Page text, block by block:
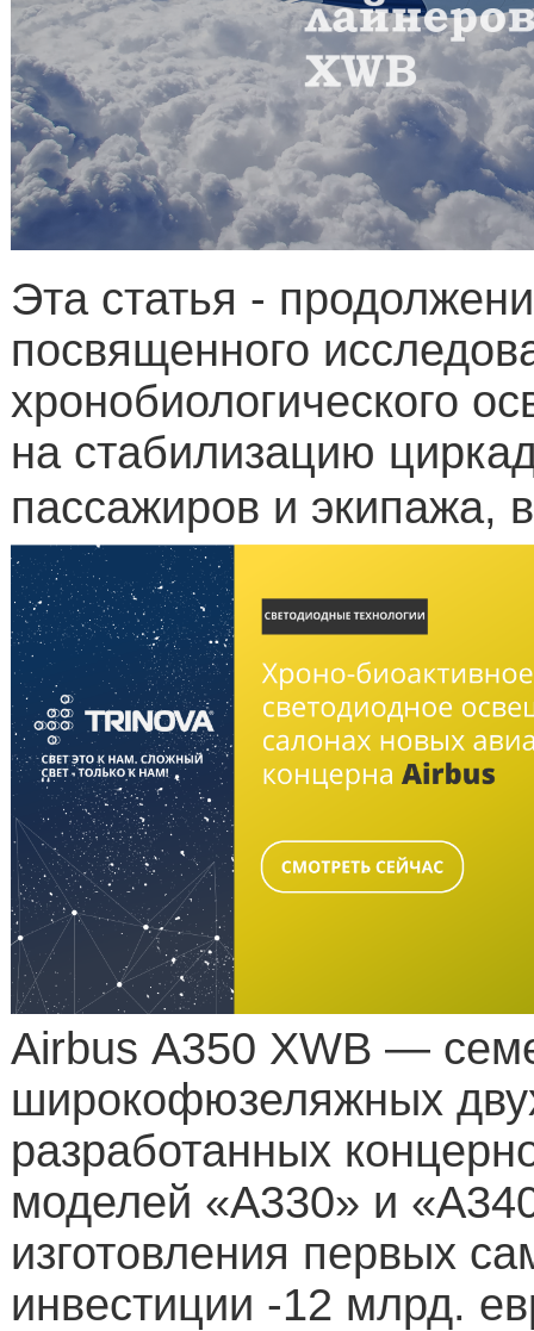
Эта статья -
посвященного
хронобиологического
на стабилизацию
пассажиров и экипажа,
Airbus A350 XWB —
широкофюзеляжных
разработанных
моделей «A330» и
изготовления первых
инвестиции -12 млрд.